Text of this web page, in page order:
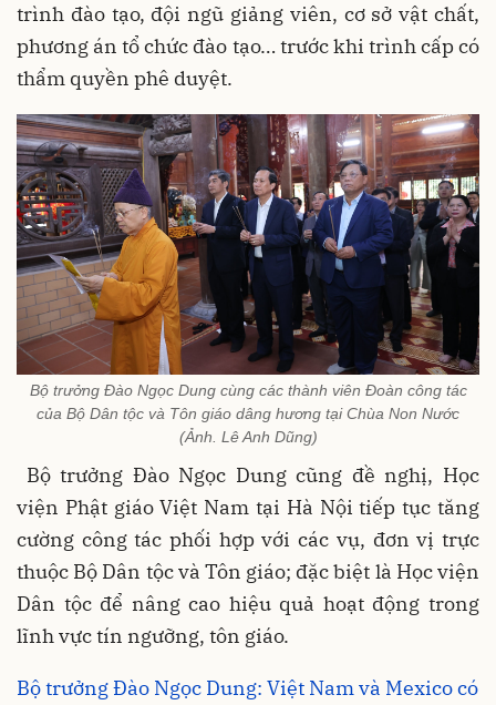
trình đào tạo, đội ngũ giảng viên, cơ sở vật chất,
phương án tổ chức đào tạo… trước khi trình cấp có
thẩm quyền phê duyệt.
Bộ trưởng Đào Ngọc Dung cùng các thành viên Đoàn công tác
của Bộ Dân tộc và Tôn giáo dâng hương tại Chùa Non Nước
(Ảnh. Lê Anh Dũng)
Bộ trưởng Đào Ngọc Dung cũng đề nghị, Học
viện Phật giáo Việt Nam tại Hà Nội tiếp tục tăng
cường công tác phối hợp với các vụ, đơn vị trực
thuộc Bộ Dân tộc và Tôn giáo; đặc biệt là Học viện
Dân tộc để nâng cao hiệu quả hoạt động trong
lĩnh vực tín ngưỡng, tôn giáo.
Bộ trưởng Đào Ngọc Dung: Việt Nam và Mexico có